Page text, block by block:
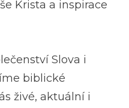
Krista a inspirace
Slova i
biblické
živé, aktuální i